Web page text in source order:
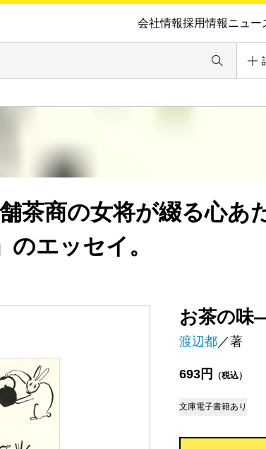
会社情報採用情報ニュー
お茶の味
渡辺都／著
693円 （税込）
文庫電子書籍あり
茶商の女将が綴る心あ
エッセイ。